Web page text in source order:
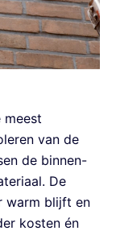
meest
van de
de binnen-
De
warm blijft en
kosten én